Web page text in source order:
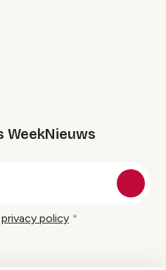
WeekNieuws
privacy policy